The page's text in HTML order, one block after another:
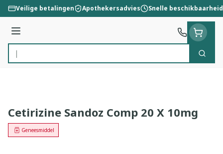
Ga naar de inhoud
Veilige betalingen Apothekersadvies Snelle beschikbaarheid
Menu
Product, merk, categorie...
Zoek
Cetirizine Sandoz Comp 20 X 10mg
Geneesmiddel